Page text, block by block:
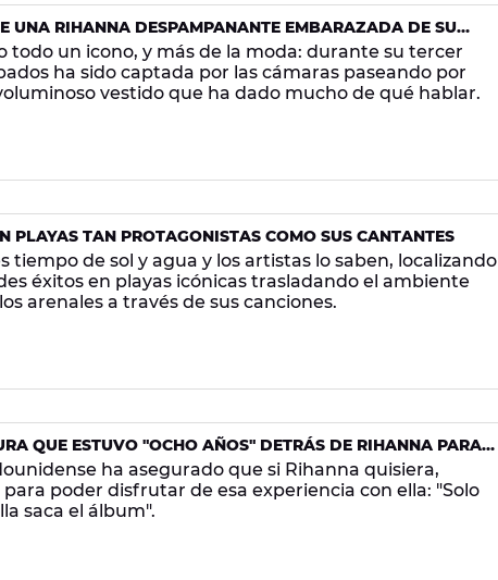
UNA RIHANNA DESPAMPANANTE EMBARAZADA DE SU
todo un icono, y más de la moda: durante su tercer
ha sido captada por las cámaras paseando por
vestido que ha dado mucho de qué hablar.
PLAYAS TAN PROTAGONISTAS COMO SUS CANTANTES
tiempo de sol y agua y los artistas lo saben, localizando
éxitos en playas icónicas trasladando el ambiente
arenales a través de sus canciones.
QUE ESTUVO "OCHO AÑOS" DETRÁS DE RIHANNA PARA
KARAOKE'ha asegurado que si Rihanna quisiera,
poder disfrutar de esa experiencia con ella: "Solo
saca el álbum".